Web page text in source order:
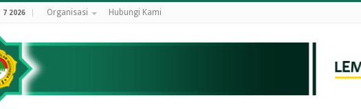
7 2026 Organisasi Hubungi Kami